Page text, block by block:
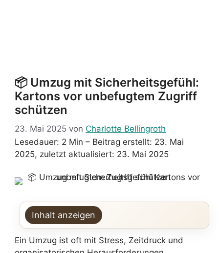
📦 Umzug mit Sicherheitsgefühl:
Kartons vor unbefugtem Zugriff
schützen
23. Mai 2025 von Charlotte Bellingroth
Lesedauer: 2 Min – Beitrag erstellt: 23. Mai
2025, zuletzt aktualisiert: 23. Mai 2025
Inhalt anzeigen
Ein Umzug ist oft mit Stress, Zeitdruck und